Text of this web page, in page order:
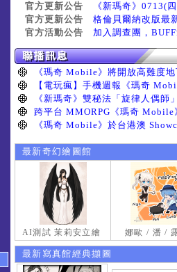
官方更新公告
《新瑪奇》0713(
官方更新公告
格倫貝爾納改版最
官方活動公告
加入調查團，
最新奇幻繪圖館
AI測試 茉莉安立繪 娜歐 / 潘 /
最新寫真館經典擷圖